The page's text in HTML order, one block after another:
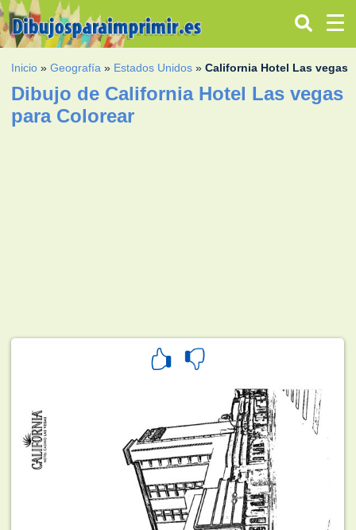
Inicio »Geografía » Estados Unidos »California Hotel Las vegas
Dibujo de California Hotel Las vegas
para Colorear